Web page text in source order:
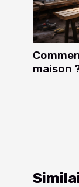
maison